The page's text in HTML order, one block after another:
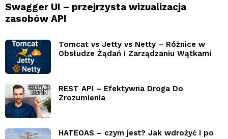
Swagger UI – przejrzysta wizualizacja
zasobów API
Tomcat vs Jetty vs Netty – Różnice w
Obsłudze Żądań i Zarządzaniu Wątkami
REST API – Efektywna Droga Do
Zrozumienia
HATEOAS – czym jest? Jak wdrożyć i po